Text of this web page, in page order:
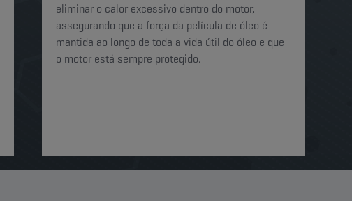
eliminar o calor excessivo dentro do motor,
assegurando que a força da película de óleo é
mantida ao longo de toda a vida útil do óleo e que
o motor está sempre protegido.